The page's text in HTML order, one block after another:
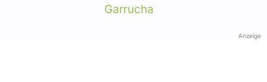
Garrucha
Anzeige